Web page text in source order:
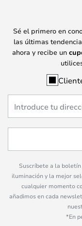
Sé el primero en
las últimas
ahora y recibe un
Suscríbete a la
iluminación y la mejor
cualquier momento
añadimos en cada
*En